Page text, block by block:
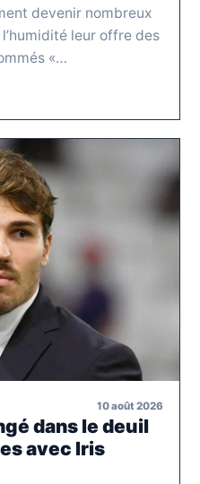
devenir nombreux
leur offre des
«…
10 août 2026
dans le deuil
avec Iris